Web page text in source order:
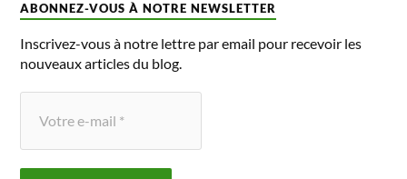
ABONNEZ-VOUS À NOTRE NEWSLETTER
Inscrivez-vous à notre lettre par email pour recevoir les
nouveaux articles du blog.